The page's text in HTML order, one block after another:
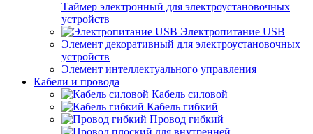
Таймер электронный для электроустановочных
устройств
Электропитание USB
Элемент декоративный для электроустановочных
устройств
Элемент интеллектуального управления
Кабели и провода
Кабель силовой
Кабель гибкий
Провод гибкий